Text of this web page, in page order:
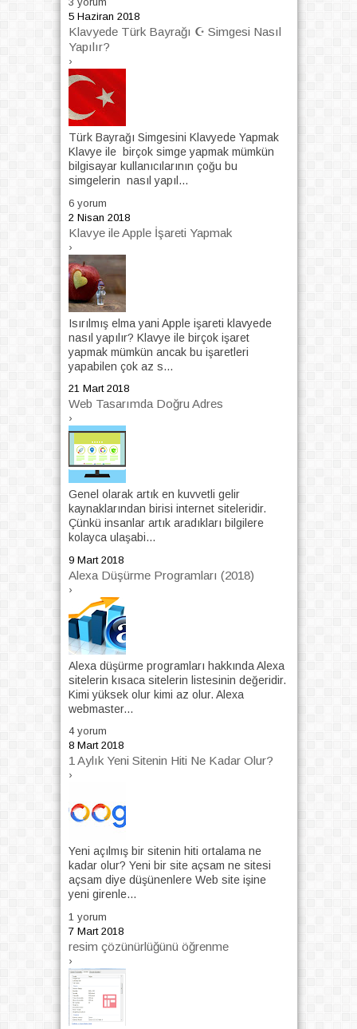
5 Haziran 2018
Klavyede Türk Bayrağı ☪ Simgesi Nasıl
Yapılır?
›
Türk Bayrağı Simgesini Klavyede Yapmak
Klavye ile birçok simge yapmak mümkün
bilgisayar kullanıcılarının çoğu bu
simgelerin nasıl yapıl...
6 yorum
2 Nisan 2018
Klavye ile Apple İşareti Yapmak
›
Isırılmış elma yani Apple işareti klavyede
nasıl yapılır? Klavye ile birçok işaret
yapmak mümkün ancak bu işaretleri
yapabilen çok az s...
21 Mart 2018
Web Tasarımda Doğru Adres
›
Genel olarak artık en kuvvetli gelir
kaynaklarından birisi internet siteleridir.
Çünkü insanlar artık aradıkları bilgilere
kolayca ulaşabi...
9 Mart 2018
Alexa Düşürme Programları (2018)
›
Alexa düşürme programları hakkında Alexa
sitelerin kısaca sitelerin listesinin değeridir.
Kimi yüksek olur kimi az olur. Alexa
webmaster...
4 yorum
8 Mart 2018
1 Aylık Yeni Sitenin Hiti Ne Kadar Olur?
›
Yeni açılmış bir sitenin hiti ortalama ne
kadar olur? Yeni bir site açsam ne sitesi
açsam diye düşünenlere Web site işine
yeni girenle...
1 yorum
7 Mart 2018
resim çözünürlüğünü öğrenme
›